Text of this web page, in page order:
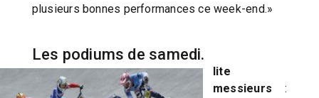
plusieurs bonnes performances ce week-end.»
Les podiums de samedi.
lite
messieurs :